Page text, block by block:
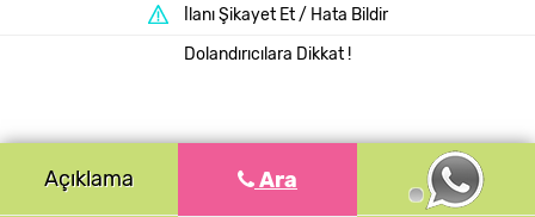
İlanı Şikayet Et / Hata Bildir
Dolandırıcılara Dikkat !
Açıklama Ara